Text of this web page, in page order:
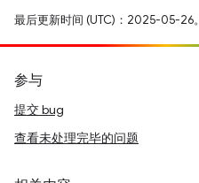
最后更新时间 (UTC)：2025-05-26。
参与
提交 bug
查看未处理完毕的问题